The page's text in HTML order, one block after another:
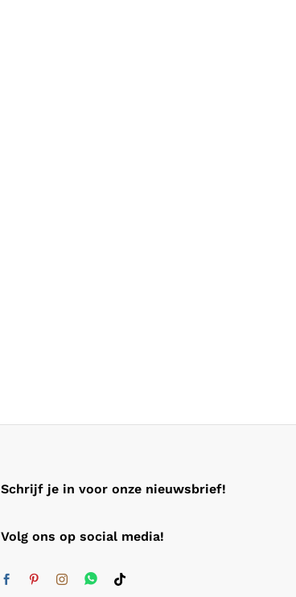
Schrijf je in voor onze nieuwsbrief!
Volg ons op social media!